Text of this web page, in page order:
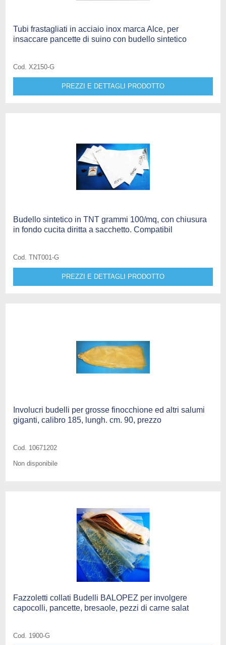
Tubi frastagliati in acciaio inox marca Alce, per
insaccare pancette di suino con budello sintetico
Cod. X2150-G
PREZZI E DETTAGLI PRODOTTO
Budello sintetico in TNT grammi 100/mq, con chiusura
in fondo cucita diritta a sacchetto. Compatibil
Cod. TNT001-G
PREZZI E DETTAGLI PRODOTTO
Involucri budelli per grosse finocchione ed altri salumi
giganti, calibro 185, lungh. cm. 90, prezzo
Cod. 10671202
Non disponibile
Fazzoletti collati Budelli BALOPEZ per involgere
capocolli, pancette, bresaole, pezzi di carne salat
Cod. 1900-G